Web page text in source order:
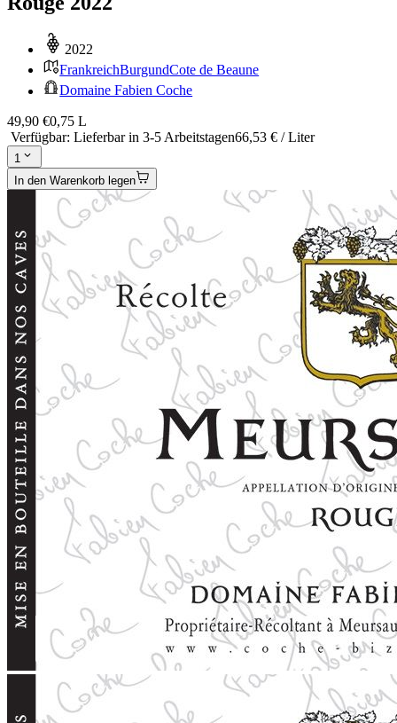
2022
FrankreichBurgundCote de Beaune
Domaine Fabien Coche
49,90 €0,75 L
Verfügbar: Lieferbar in 3-5 Arbeitstagen66,53 € / Liter
1
In den Warenkorb legen